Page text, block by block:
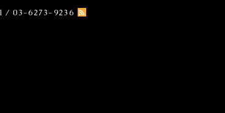
/ 03-6273-9236